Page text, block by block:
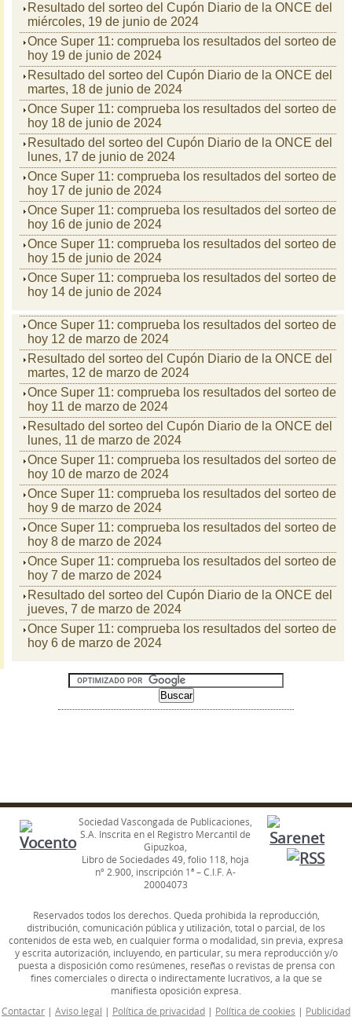
Resultado del sorteo del Cupón Diario de la ONCE del
miércoles, 19 de junio de 2024
Once Super 11: comprueba los resultados del sorteo de
hoy 19 de junio de 2024
Resultado del sorteo del Cupón Diario de la ONCE del
martes, 18 de junio de 2024
Once Super 11: comprueba los resultados del sorteo de
hoy 18 de junio de 2024
Resultado del sorteo del Cupón Diario de la ONCE del
lunes, 17 de junio de 2024
Once Super 11: comprueba los resultados del sorteo de
hoy 17 de junio de 2024
Once Super 11: comprueba los resultados del sorteo de
hoy 16 de junio de 2024
Once Super 11: comprueba los resultados del sorteo de
hoy 15 de junio de 2024
Once Super 11: comprueba los resultados del sorteo de
hoy 14 de junio de 2024
Once Super 11: comprueba los resultados del sorteo de
hoy 12 de marzo de 2024
Resultado del sorteo del Cupón Diario de la ONCE del
martes, 12 de marzo de 2024
Once Super 11: comprueba los resultados del sorteo de
hoy 11 de marzo de 2024
Resultado del sorteo del Cupón Diario de la ONCE del
lunes, 11 de marzo de 2024
Once Super 11: comprueba los resultados del sorteo de
hoy 10 de marzo de 2024
Once Super 11: comprueba los resultados del sorteo de
hoy 9 de marzo de 2024
Once Super 11: comprueba los resultados del sorteo de
hoy 8 de marzo de 2024
Once Super 11: comprueba los resultados del sorteo de
hoy 7 de marzo de 2024
Resultado del sorteo del Cupón Diario de la ONCE del
jueves, 7 de marzo de 2024
Once Super 11: comprueba los resultados del sorteo de
hoy 6 de marzo de 2024
Sociedad Vascongada de Publicaciones,
S.A. Inscrita en el Registro Mercantil de
Gipuzkoa,
Libro de Sociedades 49, folio 118, hoja
nº 2.900, inscripción 1ª – C.I.F. A-
20004073
Reservados todos los derechos. Queda prohibida la reproducción,
distribución, comunicación pública y utilización, total o parcial, de los
contenidos de esta web, en cualquier forma o modalidad, sin previa, expresa
y escrita autorización, incluyendo, en particular, su mera reproducción y/o
puesta a disposición como resúmenes, reseñas o revistas de prensa con
fines comerciales o directa o indirectamente lucrativos, a la que se
manifiesta oposición expresa.
Contactar | Aviso legal | Política de privacidad | Política de cookies | Publicidad